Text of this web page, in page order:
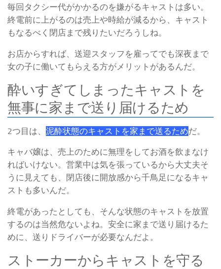
毎回タクシー代がかかるのを嫌がるキャストは多い。
終電前に上がるのは売上や時給が減るから、キャスト
もなるべく閉店まで残りたいだろうしね。
お店からすれば、送迎スタッフを雇ってでも深夜まで
女の子に働いてもらえる方がメリットがあるんだ。
酔いすぎてしまったキャストを
無事に家まで送り届けるため
2つ目は、 泥酔状態のキャストを家まで送るためだ。
キャバ嬢は、売上のために無理をしてお酒を飲まなけ
ればいけない。 営業中は気を張っているから大丈夫そ
うに見えても、閉店後に開放感から千鳥足になるキャ
ストも多いんだ。
終電があったとしても、そんな状態のキャストを放置
するのは当然危ないよね。 安全に家まで送り届けるた
めに、送りドライバーが必要なんだよ。
ストーカーからキャストを守る